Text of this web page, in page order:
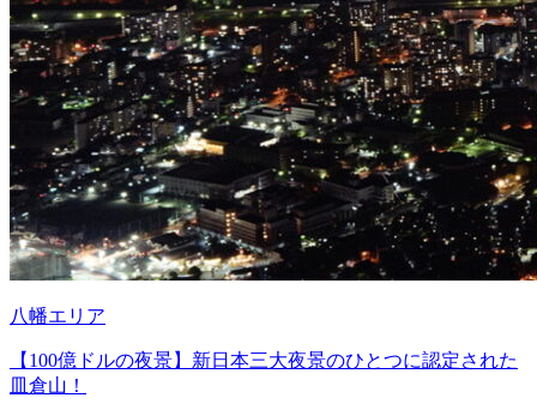
八幡エリア
【100億ドルの夜景】新日本三大夜景のひとつに認定された
皿倉山！